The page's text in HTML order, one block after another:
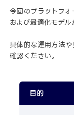
今回のプラットフ
および最適化モデル
具体的な運用方法
確認ください。
目的